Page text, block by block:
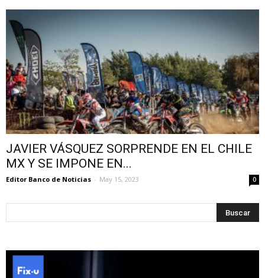
JAVIER VÁSQUEZ SORPRENDE EN EL CHILE
MX Y SE IMPONE EN...
Editor Banco de Noticias - May 15, 2023 0